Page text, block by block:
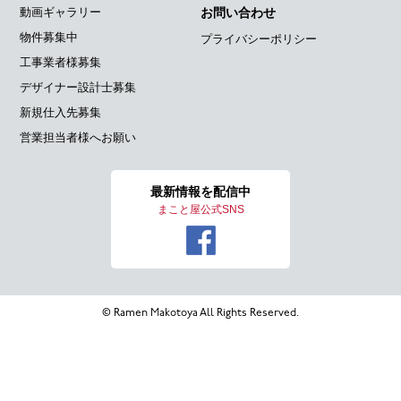
動画ギャラリー
物件募集中
工事業者様募集
デザイナー設計士募集
新規仕入先募集
営業担当者様へお願い
お問い合わせ
プライバシーポリシー
最新情報を配信中
まこと屋公式SNS
© Ramen Makotoya All Rights Reserved.